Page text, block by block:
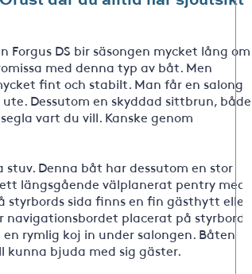
DS bir säsongen mycket lång om
med denna typ av båt. Men
fint och stabilt. Man får en salong
Dessutom en skyddad sittbrun, både
vart du vill. Kanske genom
Denna båt har dessutom en stor
längsgående välplanerat pentry med
sida finns en fin gästhytt eller
placerat på styrbord
rymlig koj in under salongen. Båten
kunna bjuda med sig gäster.